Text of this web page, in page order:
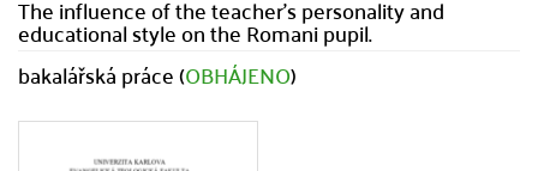
The influence of the teacher's personality and
educational style on the Romani pupil.
bakalářská práce (OBHÁJENO)